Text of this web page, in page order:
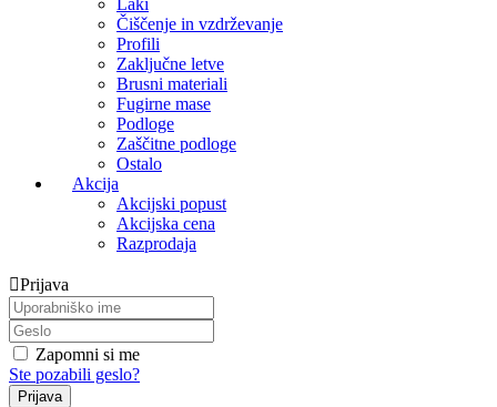
Laki
Čiščenje in vzdrževanje
Profili
Zaključne letve
Brusni materiali
Fugirne mase
Podloge
Zaščitne podloge
Ostalo
Akcija
Akcijski popust
Akcijska cena
Razprodaja
Prijava
Zapomni si me
Ste pozabili geslo?